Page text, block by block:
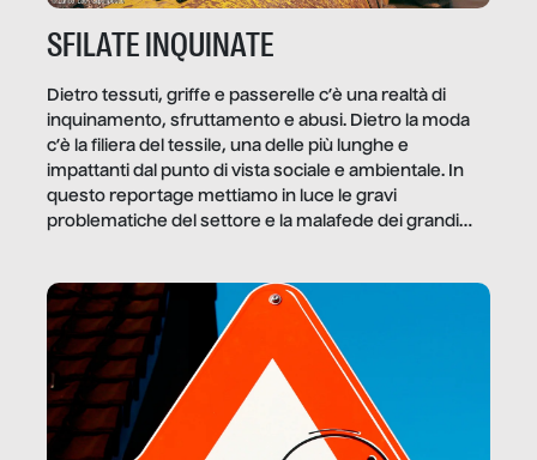
SFILATE INQUINATE
Dietro tessuti, griffe e passerelle c’è una realtà di
inquinamento, sfruttamento e abusi. Dietro la moda
c’è la filiera del tessile, una delle più lunghe e
impattanti dal punto di vista sociale e ambientale. In
questo reportage mettiamo in luce le gravi
problematiche del settore e la malafede dei grandi